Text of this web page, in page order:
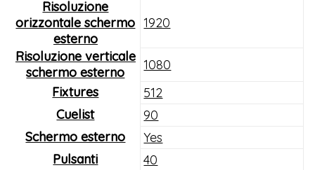
Risoluzione
orizzontale schermo
esterno
1920
Risoluzione verticale
schermo esterno
1080
Fixtures
512
Cuelist
90
Schermo esterno
Yes
Pulsanti
40